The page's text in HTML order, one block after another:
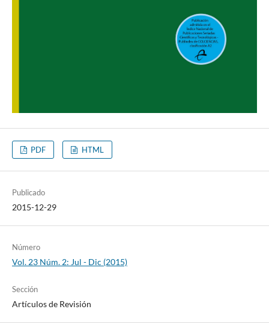
PDF HTML
Publicado
2015-12-29
Número
Vol. 23 Núm. 2: Jul - Dic (2015)
Sección
Artículos de Revisión